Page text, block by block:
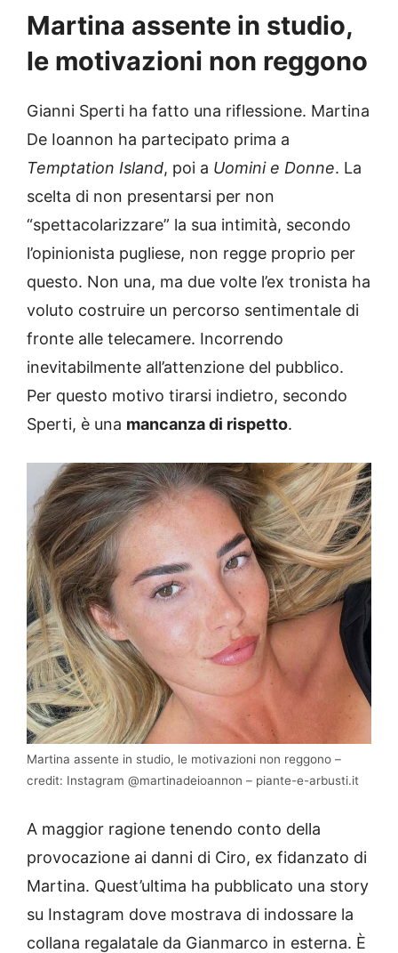
Martina assente in studio,
le motivazioni non reggono
Gianni Sperti ha fatto una riflessione. Martina
De Ioannon ha partecipato prima a
Temptation Island, poi a Uomini e Donne. La
scelta di non presentarsi per non
“spettacolarizzare” la sua intimità, secondo
l’opinionista pugliese, non regge proprio per
questo. Non una, ma due volte l’ex tronista ha
voluto costruire un percorso sentimentale di
fronte alle telecamere. Incorrendo
inevitabilmente all’attenzione del pubblico.
Per questo motivo tirarsi indietro, secondo
Sperti, è una mancanza di rispetto.
Martina assente in studio, le motivazioni non reggono –
credit: Instagram @martinadeioannon – piante-e-arbusti.it
A maggior ragione tenendo conto della
provocazione ai danni di Ciro, ex fidanzato di
Martina. Quest’ultima ha pubblicato una story
su Instagram dove mostrava di indossare la
collana regalatale da Gianmarco in esterna. È